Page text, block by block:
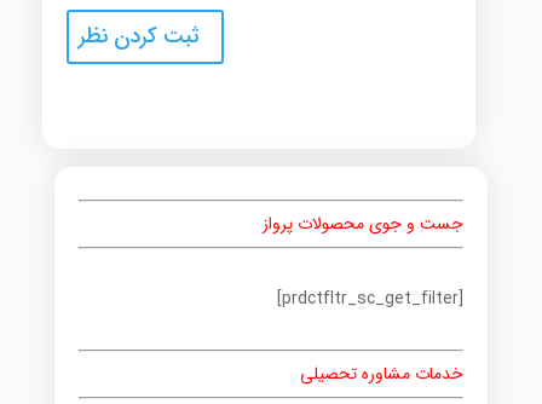
جست و جوی محصولات پرواز
[prdctfltr_sc_get_filter]
خدمات مشاوره تحصیلی